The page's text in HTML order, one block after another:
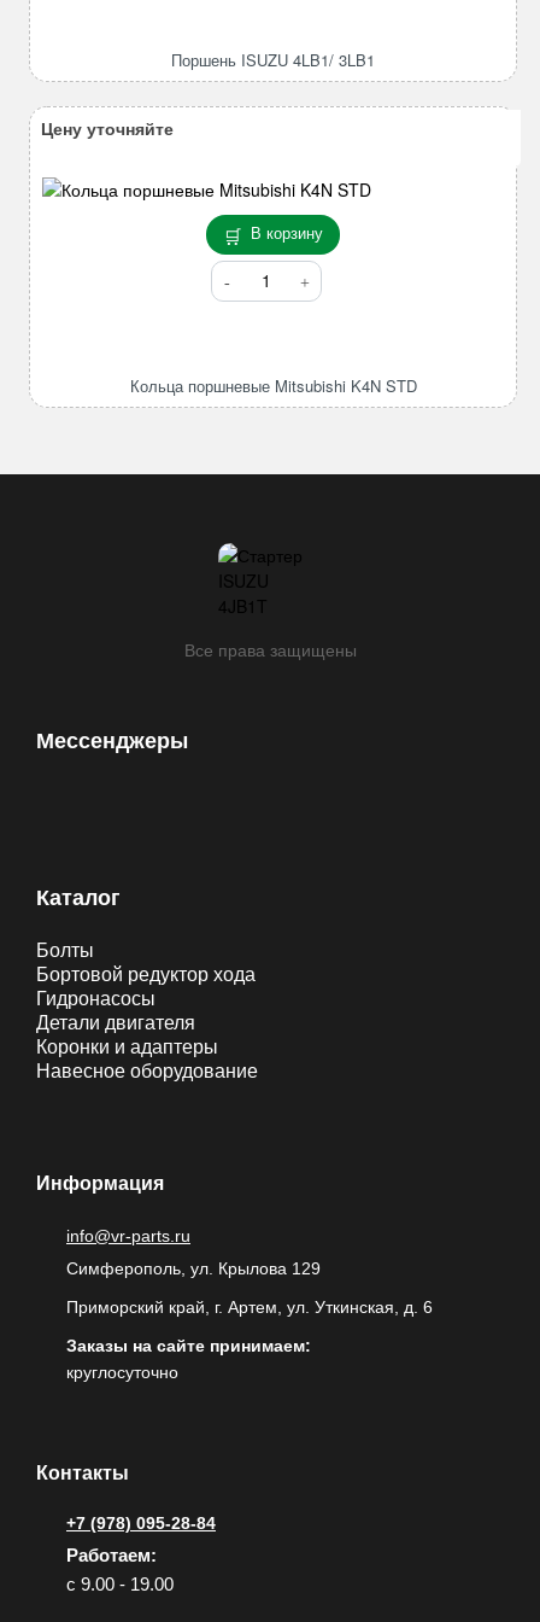
3LB1
Поршень ISUZU 4LB1/ 3LB1
В корзину
Количество
товара
K4N
Кольца поршневые Mitsubishi K4N STD
Цену уточняйте
Все права защищены
Мессенджеры
Каталог
Болты
Бортовой редуктор хода
Гидронасосы
Детали двигателя
Коронки и адаптеры
Навесное оборудование
Информация
info@vr-parts.ru
Симферополь, ул. Крылова 129
Приморский край, г. Артем, ул. Уткинская, д. 6
Заказы на сайте принимаем:
круглосуточно
Контакты
+7 (978) 095-28-84
Работаем:
с 9.00 - 19.00